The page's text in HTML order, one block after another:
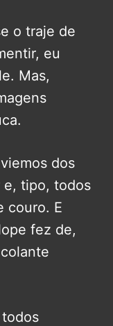
o traje de
eu
Mas,
dos
e, tipo, todos
couro. E
fez de,